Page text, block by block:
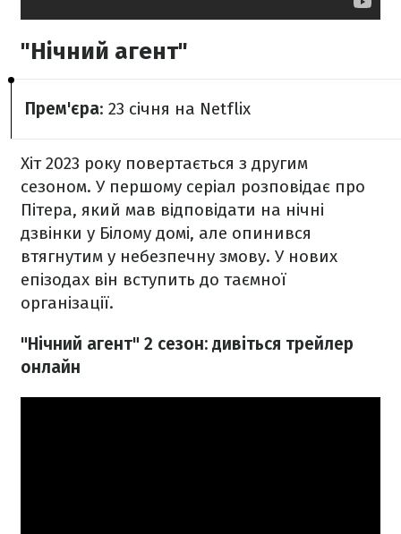
"Нічний агент"
Прем'єра: 23 січня на Netflix
Хіт 2023 року повертається з другим
сезоном. У першому серіал розповідає про
Пітера, який мав відповідати на нічні
дзвінки у Білому домі, але опинився
втягнутим у небезпечну змову. У нових
епізодах він вступить до таємної
організації.
"Нічний агент" 2 сезон: дивіться трейлер
онлайн